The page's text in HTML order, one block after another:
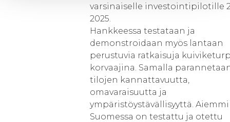
varsinaiselle investointipilotille
2025.
Hankkeessa testataan ja
demonstroidaan myös lantaan
perustuvia ratkaisuja
korvaajina. Samalla
tilojen kannattavuutta,
omavaraisuutta ja
ympäristöystävällisyyttä.
Suomessa on testattu ja otettu